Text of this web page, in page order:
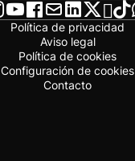
Política de privacidad
Aviso legal
Política de cookies
Configuración de cookies
Contacto